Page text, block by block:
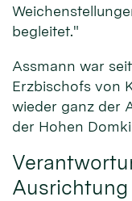
begleitet."
Assmann war
Erzbischofs von
wieder ganz der
der Hohen
Ausrichtung